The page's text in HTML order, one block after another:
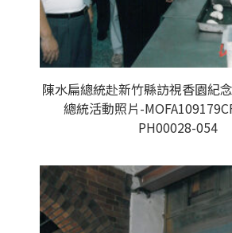
陳水扁總統赴新竹縣訪視香園紀
總統活動照片-
PH00028-054